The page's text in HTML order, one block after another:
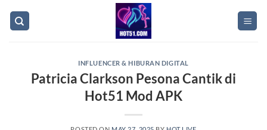
INFLUENCER & HIBURAN DIGITAL
Patricia Clarkson Pesona Cantik di
Hot51 Mod APK